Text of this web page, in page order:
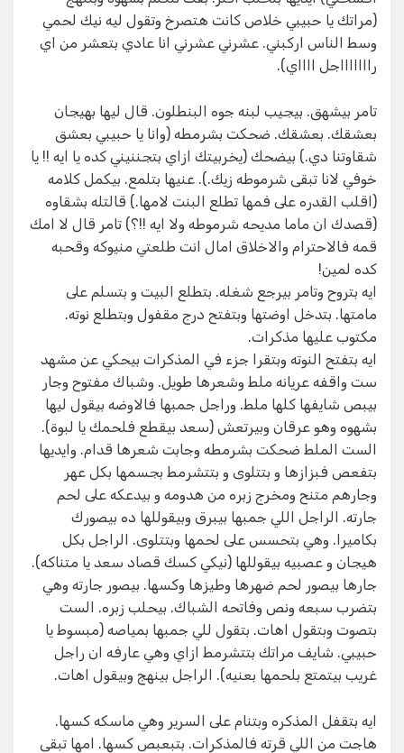
(مراتك يا حبيبي خلاص كانت هتصرخ وتقول ليه نيك لحمي
وسط الناس اركبني. عشرني عشرني انا عادي بتعشر من اي
راااااااجل ااااي).
تامر بيشهق. بيجيب لبنه جوه البنطلون. قال ليها بهيجان
بعشقك. بعشقك. ضحكت بشرمطه (وانا يا حبيبي بعشق
شقاوتنا دي.) بيضحك (يخربيتك ازاي بتجننيني كده يا ايه !! يا
خوفي لانا تبقى شرموطه زيك.). عنيها بتلمع. بيكمل كلامه
(اقلب القدره على فمها تطلع البنت لامها.) قالتله بشقاوه
(قصدك ان ماما مديحه شرموطه ولا ايه !!؟) تامر قال لا امك
قمه فالاحترام والاخلاق امال انت طلعتي منيوكه وقحبه
كده لمين!
ايه بتروح وتامر بيرجع شغله. بتطلع البيت و بتسلم على
مامتها. بتدخل اوضتها وبتفتح درج مقفول وبتطلع نوته.
مكتوب عليها مذكرات.
ايه بتفتح النوته وبتقرا جزء في المذكرات بيحكي عن مشهد
ست واقفه عريانه ملط وشعرها طويل. وشباك مفتوح وجار
بيبص شايفها كلها ملط. وراجل جمبها فالاوضه بيقول ليها
بشهوه وهو عرقان وبيرتعش (سعد بيقطع فلحمك يا لبوة).
الست الملط ضحكت بشرمطه وجابت شعرها قدام. وايديها
بتفعص فبزازها و بتتلوى و بتتشرمط بجسمها بكل عهر
وجارهم متنح ومخرج زبره من هدومه و بيدعكه على لحم
جارته. الراجل اللي جمبها بيبرق وبيقوللها ده بيصورك
بكاميرا. وهي بتحسس على لحمها وبتتلوى. الراجل بكل
هيجان و عصبيه بيقوللها (نيكي كسك قصاد سعد يا متناكه).
جارها بيصور لحم ضهرها وطيزها وكسها. بيصور جارته وهي
بتضرب سبعه ونص وفاتحه الشباك. بيحلب زبره. الست
بتصوت وبتقول اهات. بتقول للي جمبها بمياصه (مبسوط يا
حبيبي. شايف مراتك بتتشرمط ازاي وهي عارفه ان راجل
غريب بيتمتع بلحمها بعنيه). الراجل بينهج وبيقول اهات.
ايه بتقفل المذكره وبتنام على السرير وهي ماسكه كسها.
هاجت من اللي قرته فالمذكرات. بتبعبص كسها. امها تبقى